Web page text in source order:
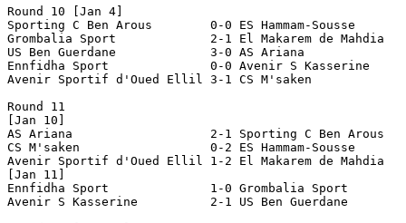
Round 10 [Jan 4]
Sporting C Ben Arous	    0-0 ES Hammam-Sousse
Grombalia Sport		    2-1 El Makarem de Mahdia
US Ben Guerdane		    3-0 AS Ariana
Ennfidha Sport		    0-0 Avenir S Kasserine
Avenir Sportif d'Oued Ellil 3-1 CS M'saken
Round 11
[Jan 10]
AS Ariana		    2-1 Sporting C Ben Arous
CS M'saken		    0-2 ES Hammam-Sousse
Avenir Sportif d'Oued Ellil 1-2 El Makarem de Mahdia
[Jan 11]
Ennfidha Sport		    1-0 Grombalia Sport
Avenir S Kasserine	    2-1 US Ben Guerdane